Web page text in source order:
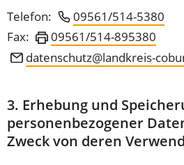
Telefon:
09561/514-5380
Fax:
09561/514-895380
datenschutz
landkreis-
3. Erhebung und
personenbezogener
Zweck von deren